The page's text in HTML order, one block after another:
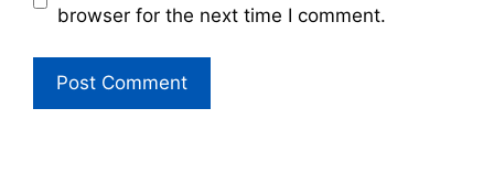
browser for the next time I comment.